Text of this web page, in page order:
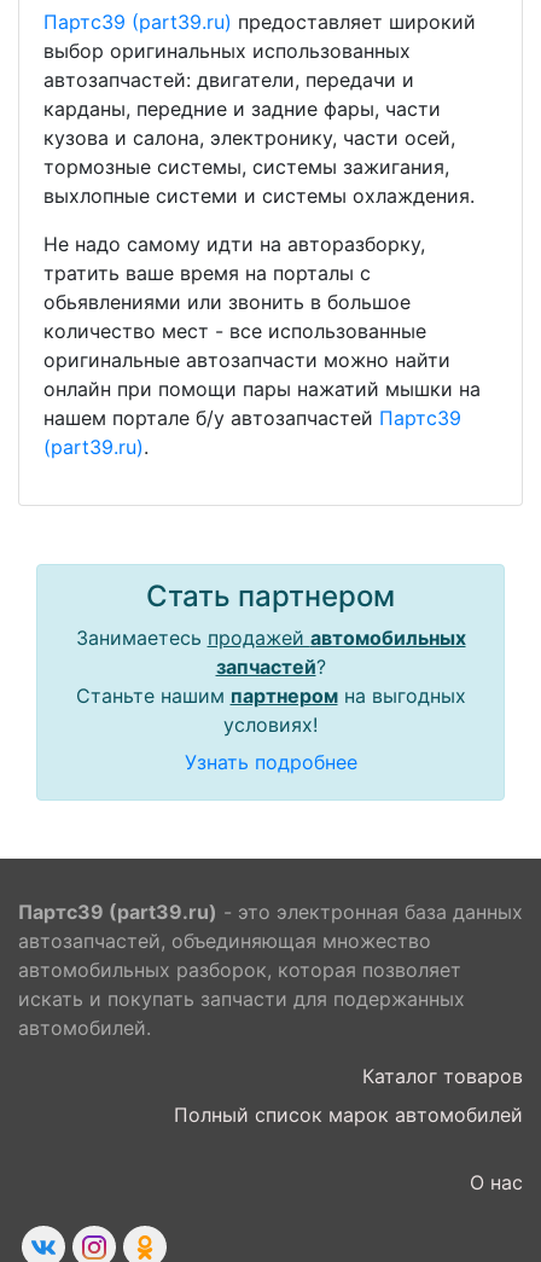
Партс39 (part39.ru) предоставляет широкий
выбор оригинальных использованных
автозапчастей: двигатели, передачи и
карданы, передние и задние фары, части
кузова и салона, электронику, части осей,
тормозные системы, системы зажигания,
выхлопные системи и системы охлаждения.
Не надо самому идти на авторазборку,
тратить ваше время на порталы с
обьявлениями или звонить в большое
количество мест - все использованные
оригинальные автозапчасти можно найти
онлайн при помощи пары нажатий мышки на
нашем портале б/у автозапчастей Партс39
(part39.ru).
Стать партнером
Занимаетесь продажей автомобильных
запчастей?
Станьте нашим партнеромна выгодных
условиях!
Узнать подробнее
Партс39 (part39.ru) - это электронная база данных
автозапчастей, объединяющая множество
автомобильных разборок, которая позволяет
искать и покупать запчасти для подержанных
автомобилей.
Каталог товаров
Полный список марок автомобилей
О нас